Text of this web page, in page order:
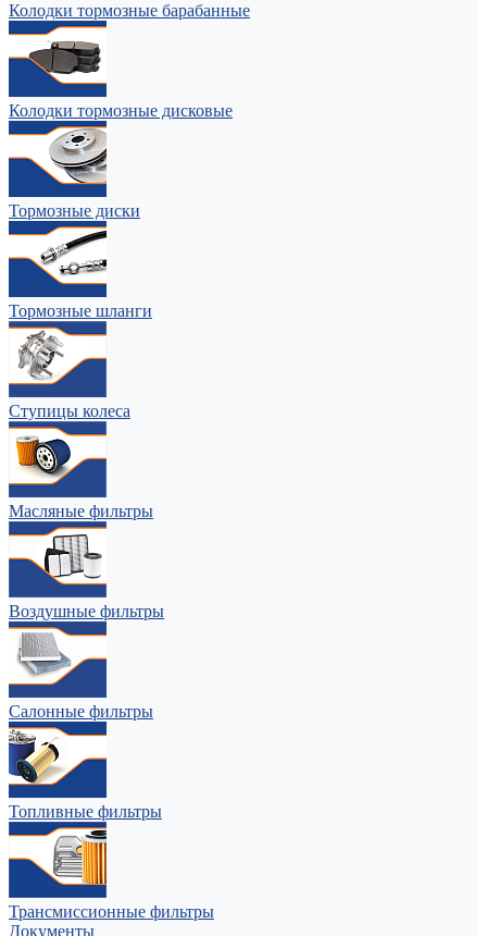
Колодки тормозные барабанные
Колодки тормозные дисковые
Тормозные диски
Тормозные шланги
Ступицы колеса
Масляные фильтры
Воздушные фильтры
Салонные фильтры
Топливные фильтры
Трансмиссионные фильтры
Документы